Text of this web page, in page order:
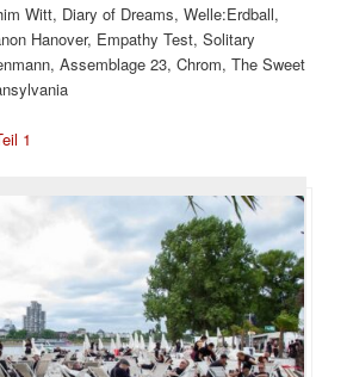
Witt, Diary of Dreams, Welle:Erdball,
Hanover, Empathy Test, Solitary
Assemblage 23, Chrom, The Sweet
1